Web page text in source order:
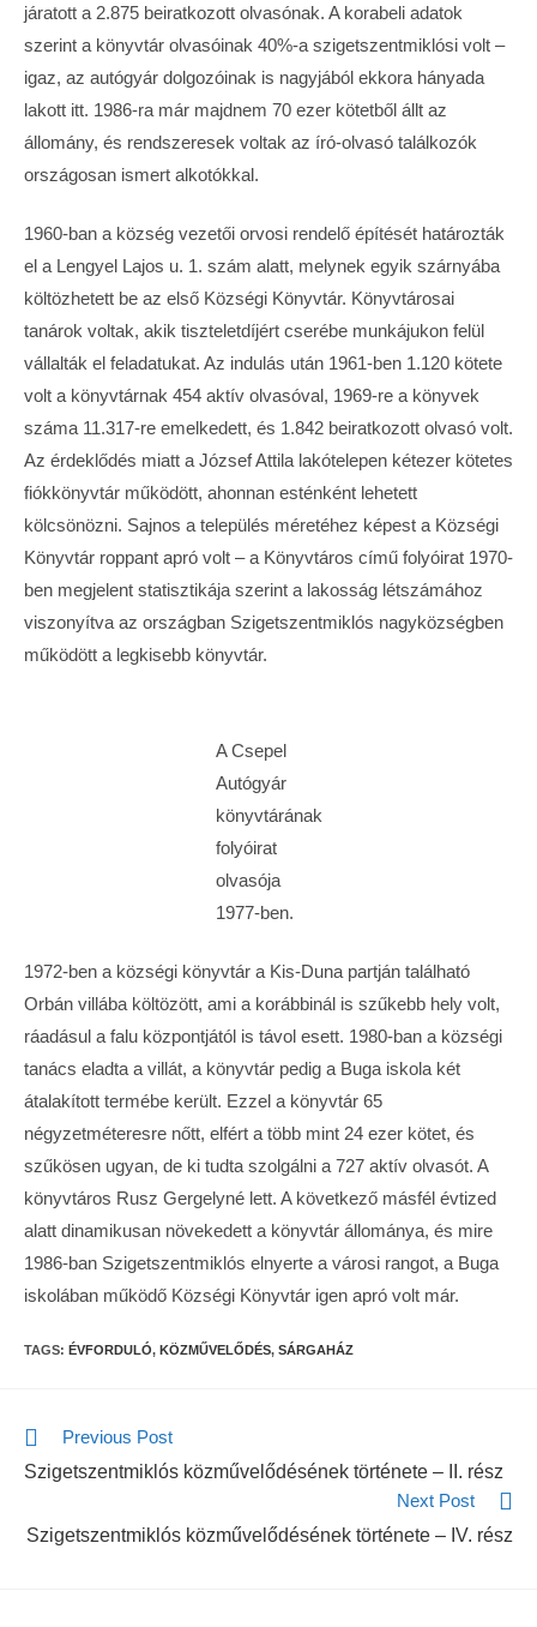
járatott a 2.875 beiratkozott olvasónak. A korabeli adatok
szerint a könyvtár olvasóinak 40%-a szigetszentmiklósi volt –
igaz, az autógyár dolgozóinak is nagyjából ekkora hányada
lakott itt. 1986-ra már majdnem 70 ezer kötetből állt az
állomány, és rendszeresek voltak az író-olvasó találkozók
országosan ismert alkotókkal.
1960-ban a község vezetői orvosi rendelő építését határozták
el a Lengyel Lajos u. 1. szám alatt, melynek egyik szárnyába
költözhetett be az első Községi Könyvtár. Könyvtárosai
tanárok voltak, akik tiszteletdíjért cserébe munkájukon felül
vállalták el feladatukat. Az indulás után 1961-ben 1.120 kötete
volt a könyvtárnak 454 aktív olvasóval, 1969-re a könyvek
száma 11.317-re emelkedett, és 1.842 beiratkozott olvasó volt.
Az érdeklődés miatt a József Attila lakótelepen kétezer kötetes
fiókkönyvtár működött, ahonnan esténként lehetett
kölcsönözni. Sajnos a település méretéhez képest a Községi
Könyvtár roppant apró volt – a Könyvtáros című folyóirat 1970-
ben megjelent statisztikája szerint a lakosság létszámához
viszonyítva az országban Szigetszentmiklós nagyközségben
működött a legkisebb könyvtár.
A Csepel
Autógyár
könyvtárának
folyóirat
olvasója
1977-ben.
1972-ben a községi könyvtár a Kis-Duna partján található
Orbán villába költözött, ami a korábbinál is szűkebb hely volt,
ráadásul a falu központjától is távol esett. 1980-ban a községi
tanács eladta a villát, a könyvtár pedig a Buga iskola két
átalakított termébe került. Ezzel a könyvtár 65
négyzetméteresre nőtt, elfért a több mint 24 ezer kötet, és
szűkösen ugyan, de ki tudta szolgálni a 727 aktív olvasót. A
könyvtáros Rusz Gergelyné lett. A következő másfél évtized
alatt dinamikusan növekedett a könyvtár állománya, és mire
1986-ban Szigetszentmiklós elnyerte a városi rangot, a Buga
iskolában működő Községi Könyvtár igen apró volt már.
TAGS: ÉVFORDULÓ, KÖZMŰVELŐDÉS, SÁRGAHÁZ
Previous Post
Szigetszentmiklós közművelődésének története – II. rész
Next Post
Szigetszentmiklós közművelődésének története – IV. rész